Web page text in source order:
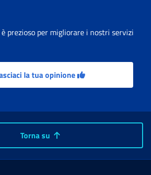
prezioso per migliorare i nostri servizi
la tua opinione
Torna su